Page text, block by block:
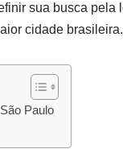
sua busca pela
cidade brasileira.
Paulo